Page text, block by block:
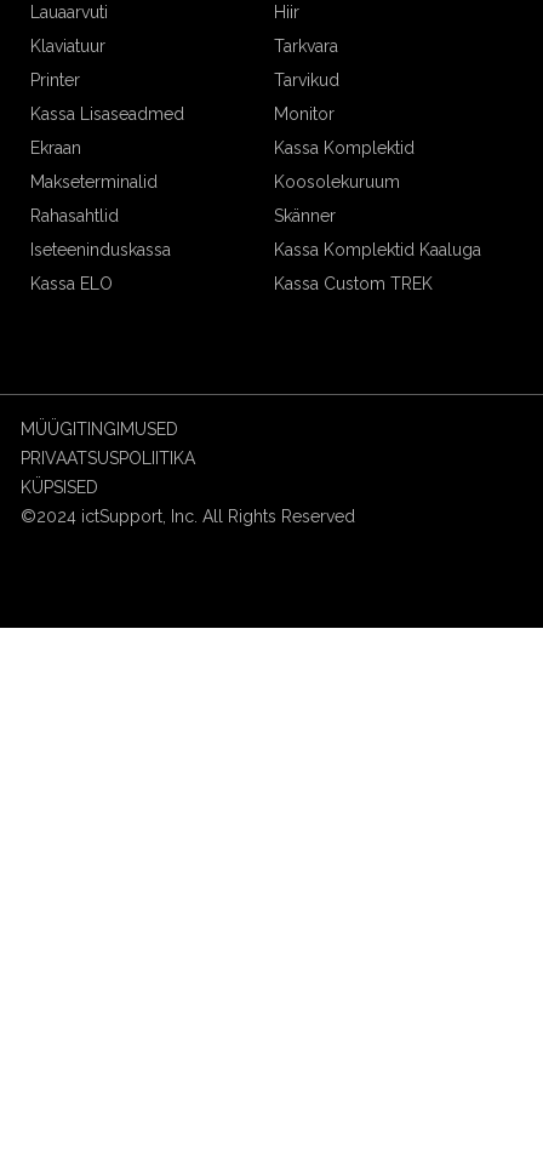
Lauaarvuti
Hiir
Klaviatuur
Tarkvara
Printer
Tarvikud
Kassa Lisaseadmed
Monitor
Ekraan
Kassa Komplektid
Makseterminalid
Koosolekuruum
Rahasahtlid
Skänner
Iseteeninduskassa
Kassa Komplektid Kaaluga
Kassa ELO
Kassa Custom TREK
©2024 ictSupport, Inc. All Rights Reserved
MÜÜGITINGIMUSED
PRIVAATSUSPOLIITIKA
KÜPSISED